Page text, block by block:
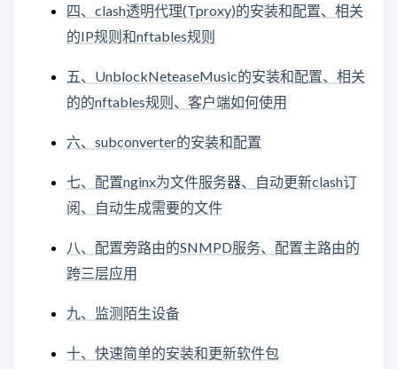
四、clash透明代理(Tproxy)的安装和配置、相关
的IP规则和nftables规则
五、UnblockNeteaseMusic的安装和配置、相关
的的nftables规则、客户端如何使用
六、subconverter的安装和配置
七、配置nginx为文件服务器、自动更新clash订
阅、自动生成需要的文件
八、配置旁路由的SNMPD服务、配置主路由的
跨三层应用
九、监测陌生设备
十、快速简单的安装和更新软件包